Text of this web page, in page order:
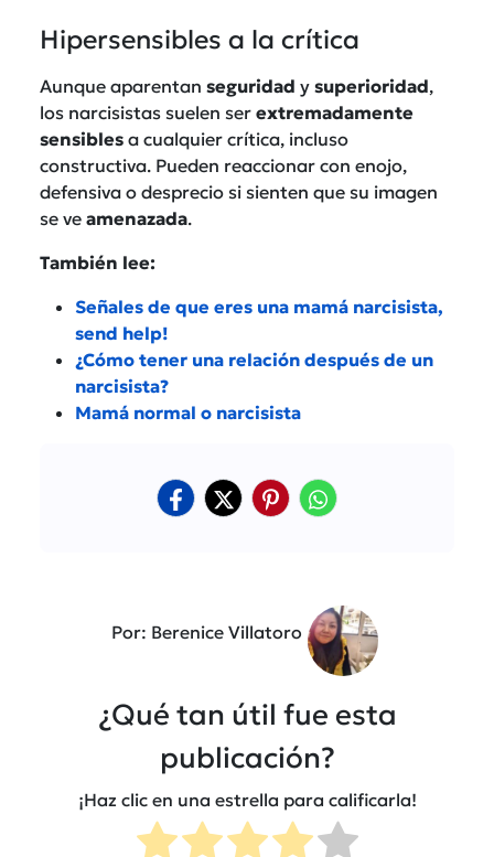
Hipersensibles a la crítica
Aunque aparentan seguridad y superioridad,
los narcisistas suelen ser extremadamente
sensibles a cualquier crítica, incluso
constructiva. Pueden reaccionar con enojo,
defensiva o desprecio si sienten que su imagen
se ve amenazada.
También lee:
Señales de que eres una mamá narcisista,
send help!
¿Cómo tener una relación después de un
narcisista?
Mamá normal o narcisista
Por: Berenice Villatoro
¿Qué tan útil fue esta
publicación?
¡Haz clic en una estrella para calificarla!